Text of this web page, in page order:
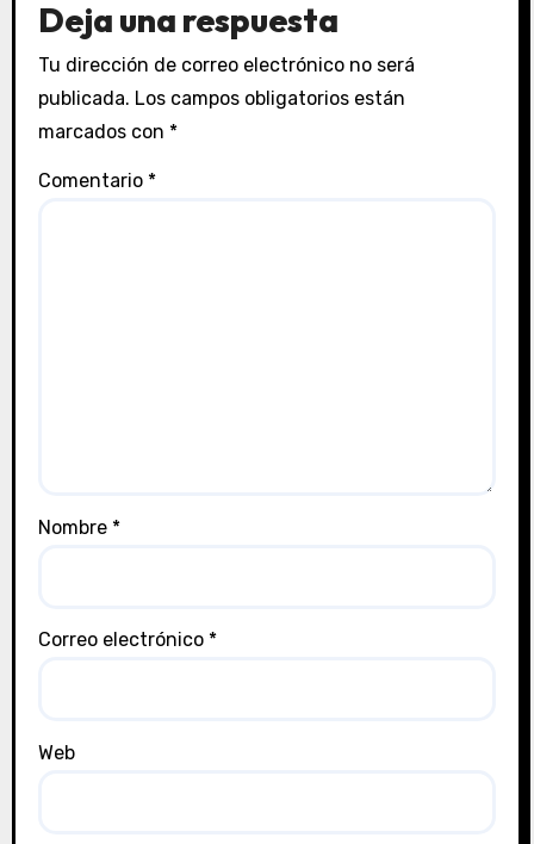
Deja una respuesta
Tu dirección de correo electrónico no será
publicada. Los campos obligatorios están
marcados con *
Comentario *
Nombre *
Correo electrónico *
Web